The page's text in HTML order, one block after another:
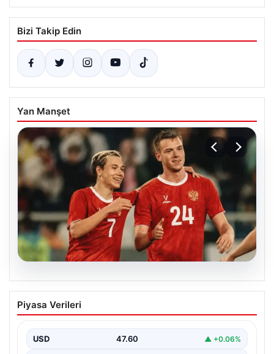
Bizi Takip Edin
Yan Manşet
05.08.2026
Aleksey Batrakov’dan Galatasaray
İddialarına Yöneşli Yanıt!
genç futbolcu Aleksey Batrakov, adı Galatasaray ile…
Piyasa Verileri
USD 47.60 ▲ +0.06%